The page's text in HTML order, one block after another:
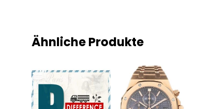
Ähnliche Produkte